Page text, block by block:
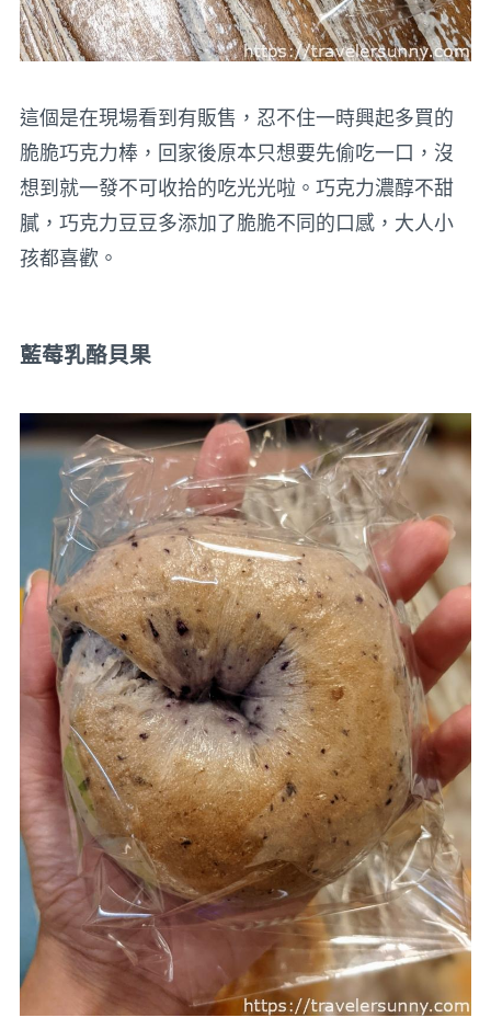
這個是在現場看到有販售，忍不住一時興起多買的
脆脆巧克力棒，回家後原本只想要先偷吃一口，沒
想到就一發不可收拾的吃光光啦。巧克力濃醇不甜
膩，巧克力豆豆多添加了脆脆不同的口感，大人小
孩都喜歡。
藍莓乳酪貝果